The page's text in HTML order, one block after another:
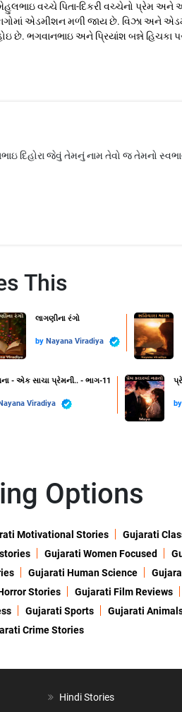
વચ્ચે પિતા-દિકરી વચ્ચેનો પ્રેમ
એડમીશન મળી જાય છે. વિઝા અને
ભગવાનભાઇ અને પ્રિયાંશ બન્ને હિચકા પર
દિહોરા જેવું તેમનું નામ તેવો જ તેમનો
This
લાગણીના રંગો
by Nayana Viradiya
- એક સાચા પ્રેમની.. - ભાગ-11
Nayana Viradiya by
Options
Motivational Stories Gujarati
Gujarati Women Focused
Gujarati Human Science
Stories Gujarati Film Reviews
Gujarati Sports Gujarati
Crime Stories
Hindi Stories